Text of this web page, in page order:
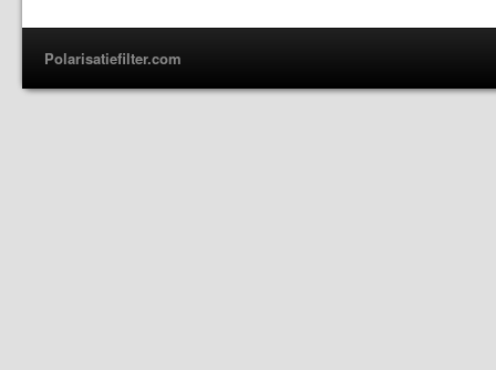
Polarisatiefilter.com